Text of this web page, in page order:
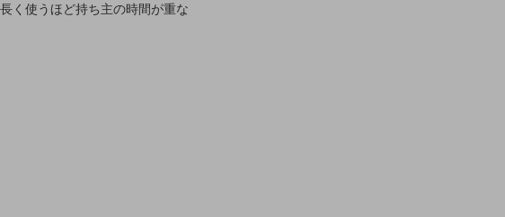
く使うほど持ち主の時間が重な